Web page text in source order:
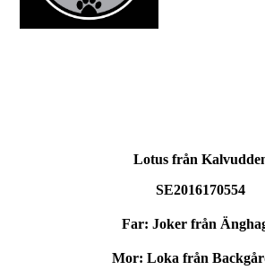
Lotus från
SE2016170554
Far: Joker från
Mor: Loka från